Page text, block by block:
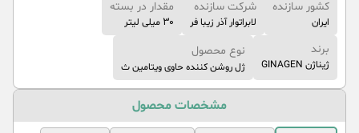
کشور سازنده
ایران
شرکت سازنده
لابراتوار آذر زیبا فر
مقدار در بسته
30 میلی لیتر
برند
ژیناژن GINAGEN
نوع محصول
ژل روشن کننده حاوی ویتامین ث
مشخصات محصول